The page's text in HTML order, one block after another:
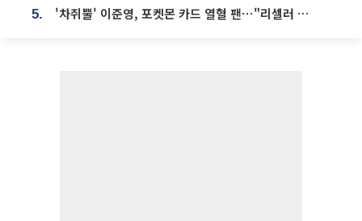
5. '차쥐뿔' 이준영, 포켓몬 카드 열혈 팬⋯"리셀러 처단할 것"